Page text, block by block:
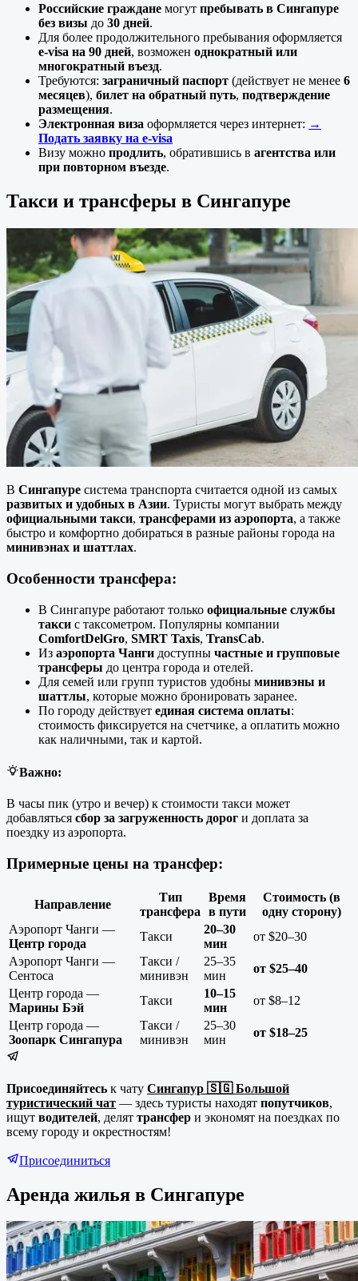
Российские граждане могут пребывать в Сингапуре
без визы до 30 дней.
Для более продолжительного пребывания оформляется
e-visa на 90 дней, возможен однократный или
многократный въезд.
Требуются: заграничный паспорт (действует не менее 6
месяцев), билет на обратный путь, подтверждение
размещения.
Электронная виза оформляется через интернет: →
Подать заявку на e-visa
Визу можно продлить, обратившись в агентства или
при повторном въезде.
Такси и трансферы в Сингапуре
В Сингапуре система транспорта считается одной из самых
развитых и удобных в Азии. Туристы могут выбрать между
официальными такси, трансферами из аэропорта, а также
быстро и комфортно добираться в разные районы города на
минивэнах и шаттлах.
Особенности трансфера:
В Сингапуре работают только официальные службы
такси с таксометром. Популярны компании
ComfortDelGro, SMRT Taxis, TransCab.
Из аэропорта Чанги доступны частные и групповые
трансферы до центра города и отелей.
Для семей или групп туристов удобны минивэны и
шаттлы, которые можно бронировать заранее.
По городу действует единая система оплаты:
стоимость фиксируется на счетчике, а оплатить можно
как наличными, так и картой.
Важно:
В часы пик (утро и вечер) к стоимости такси может
добавляться сбор за загруженность дорог и доплата за
поездку из аэропорта.
Примерные цены на трансфер:
Направление
Тип
трансфера
Время
в пути
Стоимость (в
одну сторону)
Аэропорт Чанги —
Центр города
Такси
20–30
мин
от $20–30
Аэропорт Чанги —
Сентоса
Такси /
минивэн
25–35
мин
от $25–40
Центр города —
Марины Бэй
Такси
10–15
мин
от $8–12
Центр города —
Зоопарк Сингапура
Такси /
минивэн
25–30
мин
от $18–25
Присоединяйтесь к чату Сингапур 🇸🇬 Большой
туристический чат — здесь туристы находят попутчиков,
ищут водителей, делят трансфер и экономят на поездках по
всему городу и окрестностям!
Присоединиться
Аренда жилья в Сингапуре